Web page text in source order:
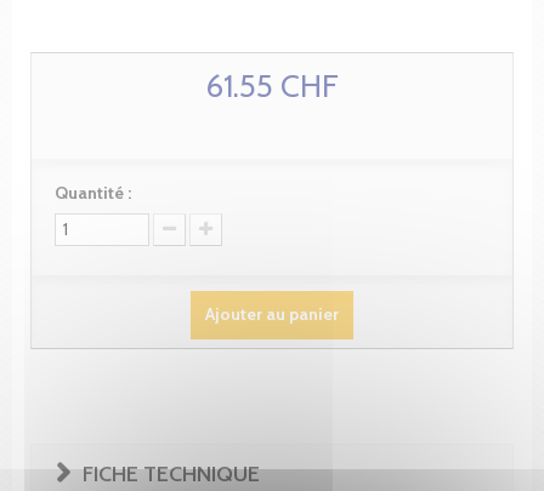
61.55 CHF
Quantité :
Ajouter au panier
FICHE TECHNIQUE